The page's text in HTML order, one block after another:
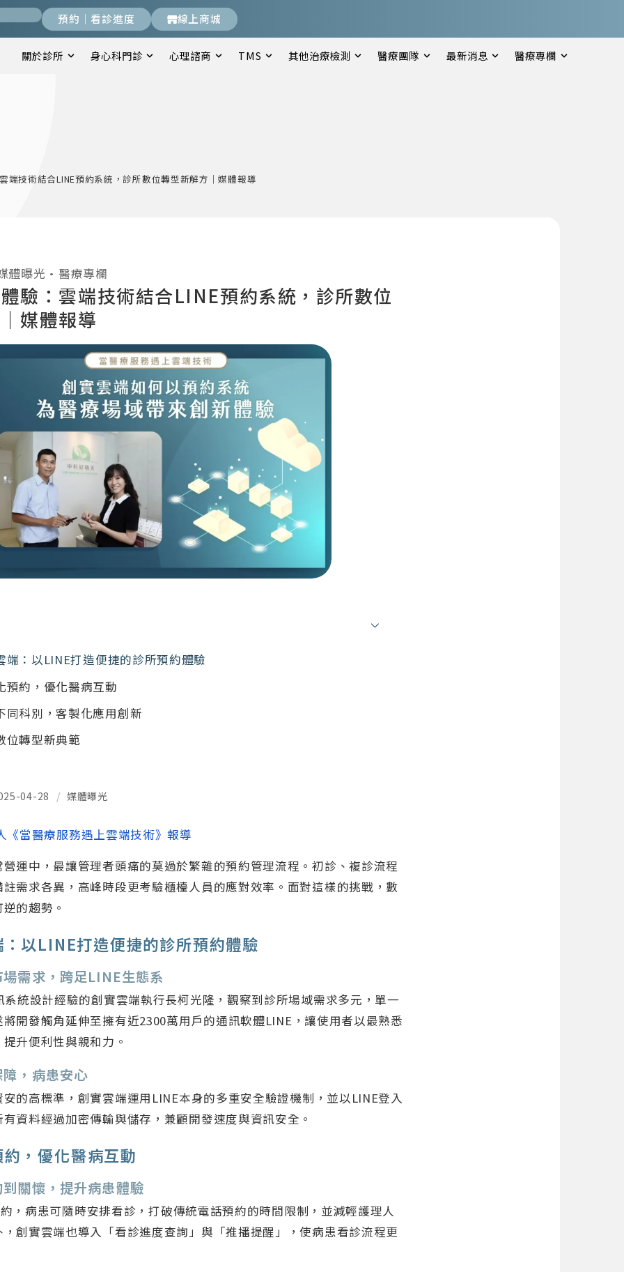
預約｜看診進度 線上商城
關於診所 身心科門診 心理諮商 TMS 其他治療檢測 醫療團隊 最新消息 醫療專欄
端技術結合LINE預約系統，診所數位轉型新解方｜媒體報導
體曝光 •醫療專欄
驗：雲端技術結合LINE預約系統，診所數位
媒體報導
端：以LINE打造便捷的診所預約體驗
預約，優化醫病互動
同科別，客製化應用創新
位轉型新典範
04-28 / 媒體曝光
《當醫療服務遇上雲端技術》報導
運中，最讓管理者頭痛的莫過於繁雜的預約管理流程。初診、複診流程
需求各異，高峰時段更考驗櫃檯人員的應對效率。面對這樣的挑戰，數
的趨勢。
以LINE打造便捷的診所預約體驗
需求，跨足LINE生態系
統設計經驗的創實雲端執行長柯光隆，觀察到診所場域需求多元，單一
開發觸角延伸至擁有近2300萬用戶的通訊軟體LINE，讓使用者以最熟悉
升便利性與親和力。
，病患安心
的高標準，創實雲端運用LINE本身的多重安全驗證機制，並以LINE登入
資料經過加密傳輸與儲存，兼顧開發速度與資訊安全。
，優化醫病互動
關懷，提升病患體驗
，病患可隨時安排看診，打破傳統電話預約的時間限制，並減輕護理人
創實雲端也導入「看診進度查詢」與「推播提醒」，使病患看診流程更